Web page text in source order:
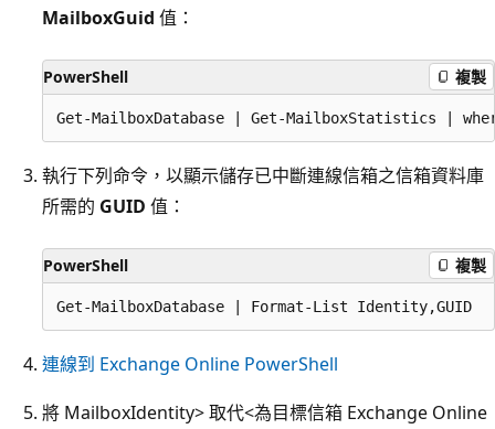
MailboxGuid 值：
PowerShell 複製
執行下列命令，以顯示儲存已中斷連線信箱之信箱資料庫
所需的 GUID 值：
PowerShell 複製
連線到 Exchange Online PowerShell
將 MailboxIdentity> 取代<為目標信箱 Exchange Online